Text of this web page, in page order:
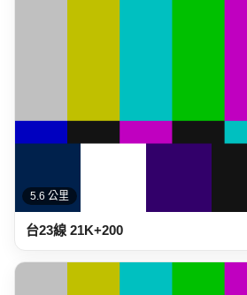
5.6 公里
台23線 21K+200